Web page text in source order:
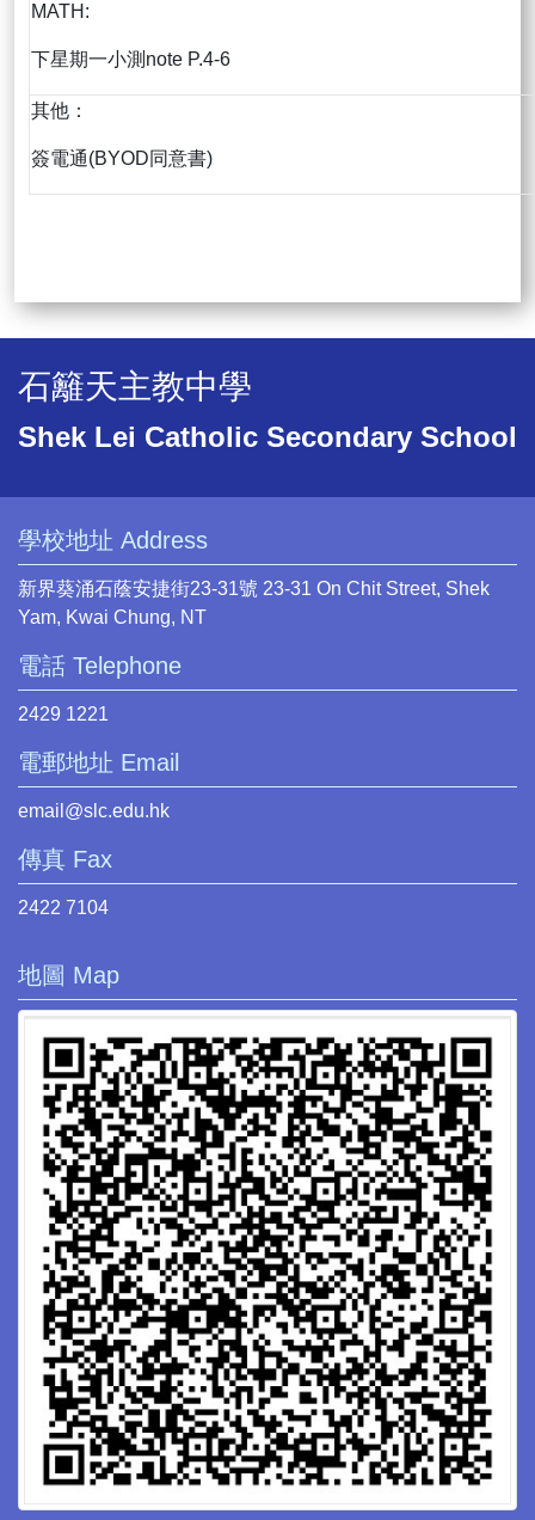
MATH:
下星期一小測note P.4-6
其他：
簽電通(BYOD同意書)
石籬天主教中學
Shek Lei Catholic Secondary School
學校地址 Address
新界葵涌石蔭安捷街23-31號 23-31 On Chit Street, Shek
Yam, Kwai Chung, NT
電話 Telephone
2429 1221
電郵地址 Email
email@slc.edu.hk
傳真 Fax
2422 7104
地圖 Map